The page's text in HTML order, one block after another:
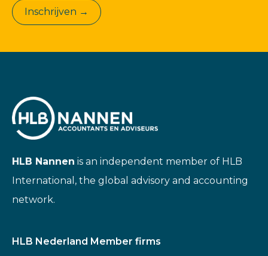
Inschrijven →
HLB Nannen is an independent member of HLB
International, the global advisory and accounting
network.
HLB Nederland Member firms